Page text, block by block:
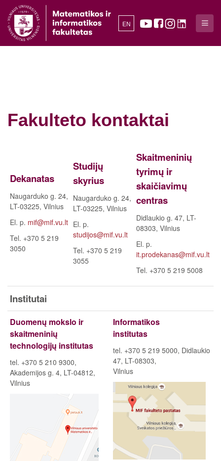
EN
Fakulteto kontaktai
Dekanatas
Naugarduko g. 24,
LT-03225, Vilnius
El. p. mif@mif.vu.lt
Tel. +370 5 219
3050
Studijų
skyrius
Naugarduko g. 24,
LT-03225, Vilnius
El. p.
studijos@mif.vu.lt
Tel. +370 5 219
3055
Skaitmeninių
tyrimų ir
skaičiavimų
centras
Didlaukio g. 47, LT-
08303, Vilnius
El. p.
it.prodekanas@mif.vu.lt
Tel. +370 5 219 5008
Institutai
Duomenų mokslo ir
skaitmeninių
technologijų institutas
tel. +370 5 210 9300,
Akademijos g. 4, LT-04812,
Vilnius
Informatikos
institutas
tel. +370 5 219 5000, Didlaukio
47, LT-08303,
Vilnius